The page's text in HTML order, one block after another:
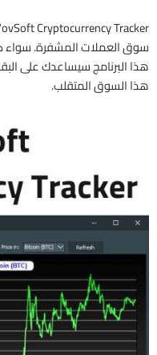
سوق العملات المشفرة. سواء
هذا البرنامج سيساعدك على
هذا السوق المتقلب.